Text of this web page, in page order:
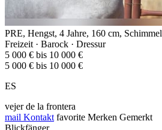
PRE, Hengst, 4 Jahre, 160 cm, Schimmel
Freizeit · Barock · Dressur
5 000 € bis 10 000 €
5 000 € bis 10 000 €
ES
vejer de la frontera
mail Kontakt favorite Merken Gemerkt
Blickfänger